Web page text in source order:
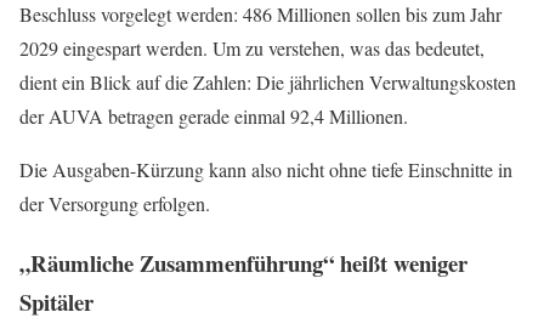
Beschluss vorgelegt werden: 486 Millionen sollen bis zum Jahr
2029 eingespart werden. Um zu verstehen, was das bedeutet,
dient ein Blick auf die Zahlen: Die jährlichen Verwaltungskosten
der AUVA betragen gerade einmal 92,4 Millionen.
Die Ausgaben-Kürzung kann also nicht ohne tiefe Einschnitte in
der Versorgung erfolgen.
„Räumliche Zusammenführung“ heißt weniger
Spitäler